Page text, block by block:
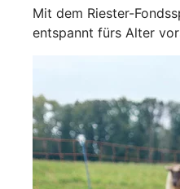
Mit dem Riester-
entspannt fürs Alter